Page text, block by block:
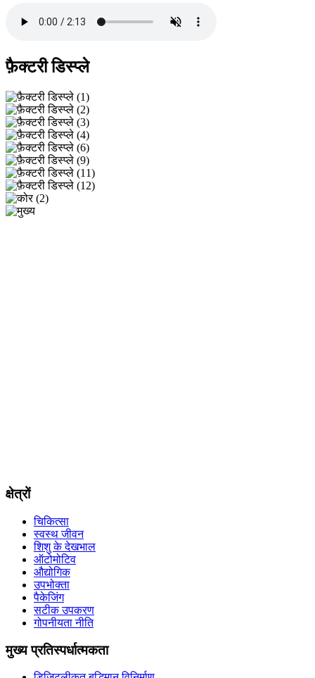
फ़ैक्टरी डिस्प्ले
क्षेत्रों
चिकित्सा
स्वस्थ जीवन
शिशु के देखभाल
ऑटोमोटिव
औद्योगिक
उपभोक्ता
पैकेजिंग
सटीक उपकरण
गोपनीयता नीति
मुख्य प्रतिस्पर्धात्मकता